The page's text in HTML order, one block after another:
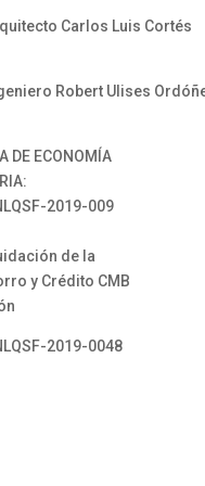
Carlos Luis Cortés
Robert Ulises
DE ECONOMÍA
2019-009
de la
y Crédito CMB
2019-0048